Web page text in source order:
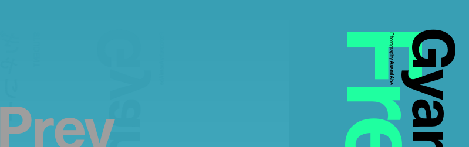
Gyari
Photography:
Asami Abe
Gyari